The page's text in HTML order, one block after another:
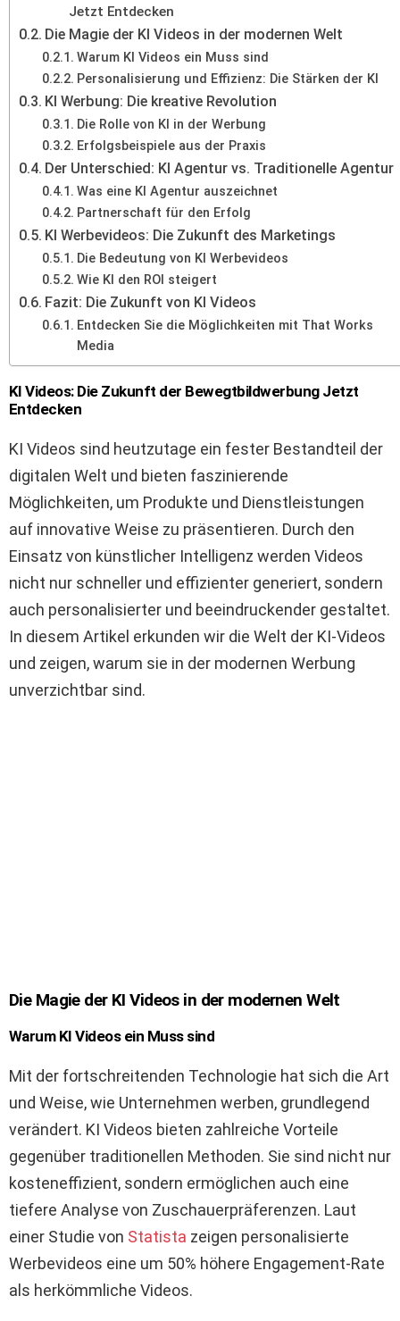
Jetzt Entdecken
Die Magie der KI Videos in der modernen Welt
Warum KI Videos ein Muss sind
Personalisierung und Effizienz: Die Stärken der KI
KI Werbung: Die kreative Revolution
Die Rolle von KI in der Werbung
Erfolgsbeispiele aus der Praxis
Der Unterschied: KI Agentur vs. Traditionelle Agentur
Was eine KI Agentur auszeichnet
Partnerschaft für den Erfolg
KI Werbevideos: Die Zukunft des Marketings
Die Bedeutung von KI Werbevideos
Wie KI den ROI steigert
Fazit: Die Zukunft von KI Videos
Entdecken Sie die Möglichkeiten mit That Works
Media
KI Videos: Die Zukunft der Bewegtbildwerbung Jetzt
Entdecken
KI Videos sind heutzutage ein fester Bestandteil der
digitalen Welt und bieten faszinierende
Möglichkeiten, um Produkte und Dienstleistungen
auf innovative Weise zu präsentieren. Durch den
Einsatz von künstlicher Intelligenz werden Videos
nicht nur schneller und effizienter generiert, sondern
auch personalisierter und beeindruckender gestaltet.
In diesem Artikel erkunden wir die Welt der KI-Videos
und zeigen, warum sie in der modernen Werbung
unverzichtbar sind.
Die Magie der KI Videos in der modernen Welt
Warum KI Videos ein Muss sind
Mit der fortschreitenden Technologie hat sich die Art
und Weise, wie Unternehmen werben, grundlegend
verändert. KI Videos bieten zahlreiche Vorteile
gegenüber traditionellen Methoden. Sie sind nicht nur
kosteneffizient, sondern ermöglichen auch eine
tiefere Analyse von Zuschauerpräferenzen. Laut
einer Studie von Statista zeigen personalisierte
Werbevideos eine um 50% höhere Engagement-Rate
als herkömmliche Videos.